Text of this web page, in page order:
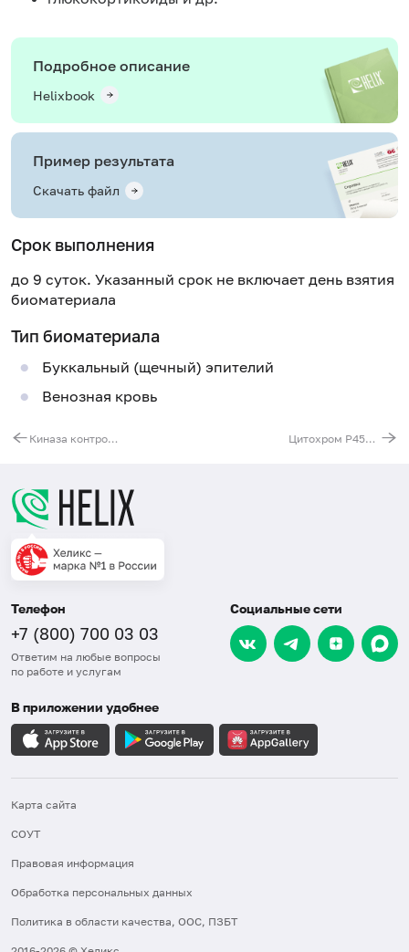
Подробное описание
Helixbook
Пример результата
Скачать файл
Срок выполнения
до 9 суток. Указанный срок не включает день взятия
биоматериала
Тип биоматериала
Буккальный (щечный) эпителий
Венозная кровь
Киназа контрольной точки 2 (CHEK2). Выявление мутации 1100delC и IVS2+1G>A Цитохром P450 2C19. Генотипирование по маркеру CYP2C19 (G636A; *3)
Телефон
+7 (800) 700 03 03
Ответим на любые вопросы
по работе и услугам
Социальные сети
В приложении удобнее
Карта сайта
СОУТ
Правовая информация
Обработка персональных данных
Политика в области качества, ООС, ПЗБТ